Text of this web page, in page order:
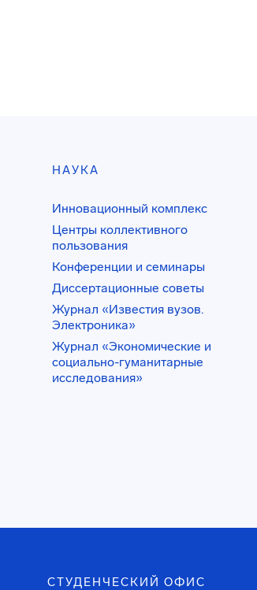
НАУКА
Инновационный комплекс
Центры коллективного
пользования
Конференции и семинары
Диссертационные советы
Журнал «Известия вузов.
Электроника»
Журнал «Экономические и
социально-гуманитарные
исследования»
СТУДЕНЧЕСКИЙ ОФИС